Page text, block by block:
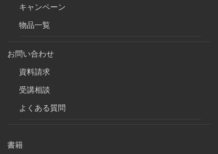
キャンペーン
物品一覧
お問い合わせ
資料請求
受講相談
よくある質問
書籍